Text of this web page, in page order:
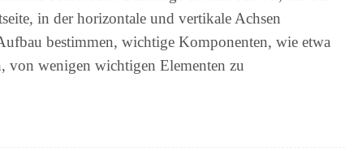
in der horizontale und vertikale Achsen
bestimmen, wichtige Komponenten, wie etwa
von wenigen wichtigen Elementen zu